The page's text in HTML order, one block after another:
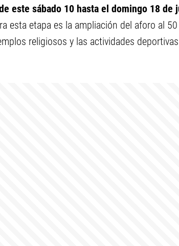
este sábado 10 hasta el domingo 18 de
esta etapa es la ampliación del aforo al
religiosos y las actividades